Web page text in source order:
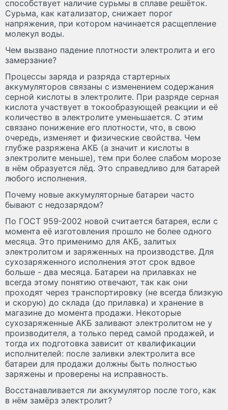
способствует наличие сурьмы в сплаве решёток.
Сурьма, как катализатор, снижает порог
напряжения, при котором начинается расщепление
молекул воды.
Чем вызвано падение плотности электролита и его
замерзание?
Процессы заряда и разряда стартерных
аккумуляторов связаны с изменением содержания
серной кислоты в электролите. При разряде серная
кислота участвует в токообразующей реакции и её
количество в электролите уменьшается. С этим
связано понижение его плотности, что, в свою
очередь, изменяет и физические свойства. Чем
глубже разряжена АКБ (а значит и кислоты в
электролите меньше), тем при более слабом морозе
в нём образуется лёд. Это справедливо для батарей
любого исполнения.
Почему новые аккумуляторные батареи часто
бывают с недозарядом?
По ГОСТ 959-2002 новой считается батарея, если с
момента её изготовления прошло не более одного
месяца. Это применимо для АКБ, залитых
электролитом и заряженных на производстве. Для
сухозаряженного исполнения этот срок вдвое
больше - два месяца. Батареи на прилавках не
всегда этому понятию отвечают, так как они
проходят через транспортировку (не всегда близкую
и скорую) до склада (до прилавка) и хранение в
магазине до момента продажи. Некоторые
сухозаряженные АКБ заливают электролитом не у
производителя, а только перед самой продажей, и
тогда их подготовка зависит от квалификации
исполнителей: после заливки электролита все
батареи для продажи должны быть полностью
заряжены и проверены на исправность.
Восстанавливается ли аккумулятор после того, как
в нём замёрз электролит?